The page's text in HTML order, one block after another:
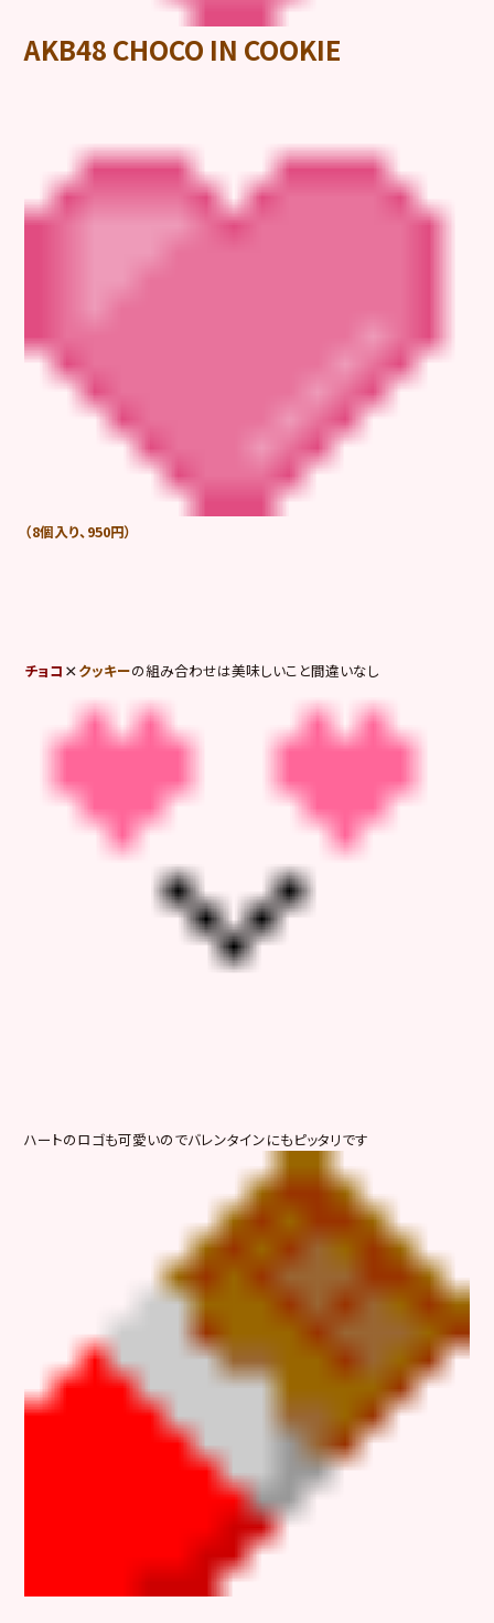
AKB48 CHOCO IN COOKIE
（8個入り、950円）
チョコ ×クッキーの組み合わせは美味しいこと間違いなし
ハートのロゴも可愛いのでバレンタインにもピッタリです